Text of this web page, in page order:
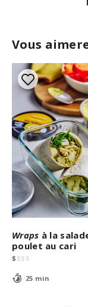
Vous
Wraps à la
poulet au cari
$ $$ $
25 min